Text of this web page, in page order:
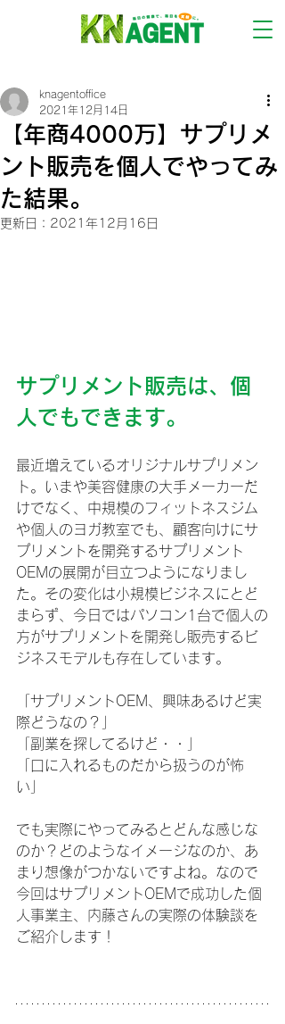
【年商4000万】サプリメ
ント販売を個人でやってみ
た結果。
knagentoffice
2021年12月14日
更新日： 2021年12月16日
サプリメント販売は、個
人でもできます。
最近増えているオリジナルサプリメン
ト。いまや美容健康の大手メーカーだ
けでなく、中規模のフィットネスジム
や個人のヨガ教室でも、顧客向けにサ
プリメントを開発するサプリメント
OEMの展開が目立つようになりまし
た。その変化は小規模ビジネスにとど
まらず、今日ではパソコン1台で個人の
方がサプリメントを開発し販売するビ
ジネスモデルも存在しています。
「サプリメントOEM、興味あるけど実
際どうなの？」
「副業を探してるけど・・」
「口に入れるものだから扱うのが怖
い」
でも実際にやってみるとどんな感じな
のか？どのようなイメージなのか、あ
まり想像がつかないですよね。なので
今回はサプリメントOEMで成功した個
人事業主、内藤さんの実際の体験談を
ご紹介します！